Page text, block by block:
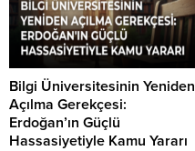
ve tepkiler merak ediliyor.
Bilgi Üniversitesinin Yeniden
Açılma Gerekçesi:
Erdoğan’ın Güçlü
Hassasiyetiyle Kamu Yararı